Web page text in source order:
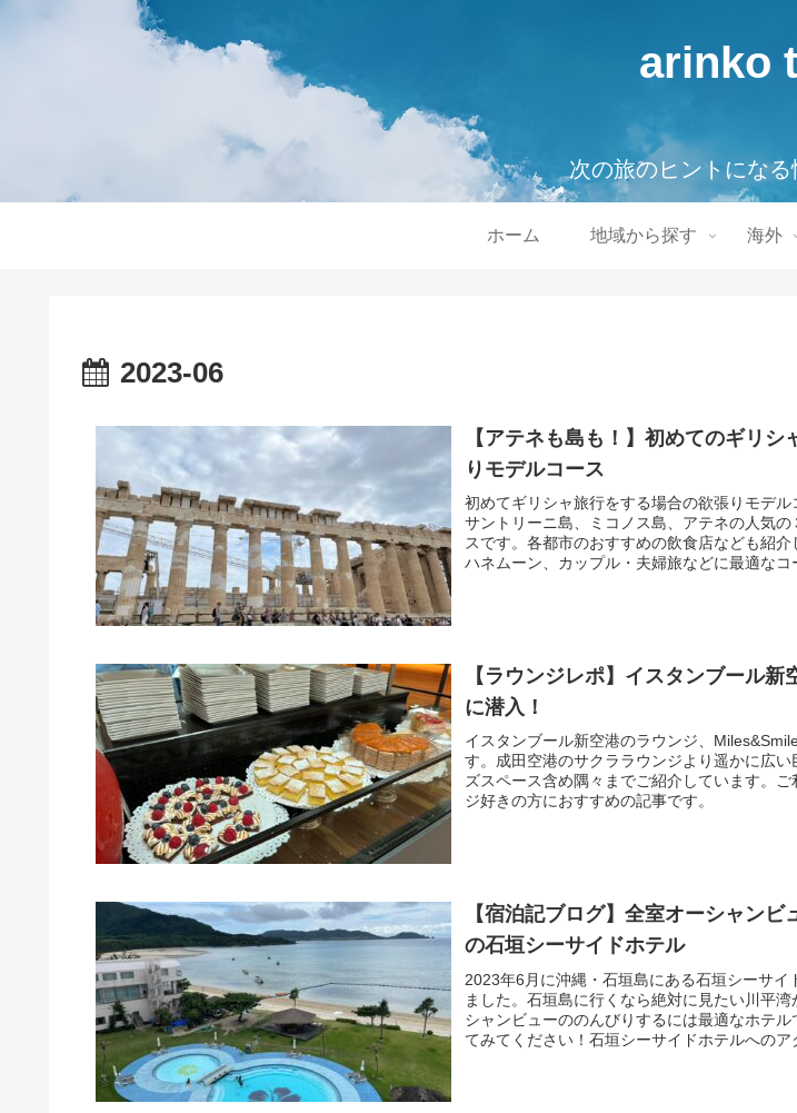
arinko
次の旅のヒントにな
ホーム 地域から探す 海外
2023-06
【アテネも島も！】初めてのギリシ
りモデルコース
初めてギリシャ旅行をする場合の欲張りモデル
サントリーニ島、ミコノス島、アテネの人気
スです。各都市のおすすめの飲食店なども紹
ハネムーン、カップル・夫婦旅などに最適なコ
【ラウンジレポ】イスタンブール
に潜入！
イスタンブール新空港のラウンジ、
す。成田空港のサクララウンジより遥かに広い
ズスペース含め隅々までご紹介しています。
ジ好きの方におすすめの記事です。
【宿泊記ブログ】全室オーシャンビ
の石垣シーサイドホテル
2023年6月に沖縄・石垣島にある石垣シーサイ
ました。石垣島に行くなら絶対に見たい川平
シャンビューののんびりするには最適なホテル
てみてください！石垣シーサイドホテルへのア